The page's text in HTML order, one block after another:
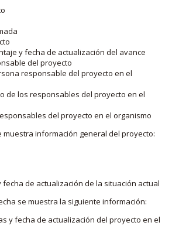
y fecha de actualización del avance
del proyecto
responsable del proyecto en el
de los responsables del proyecto en el
del proyecto en el organismo
muestra información general del proyecto:
fecha de actualización de la situación actual
se muestra la siguiente información:
y fecha de actualización del proyecto en el